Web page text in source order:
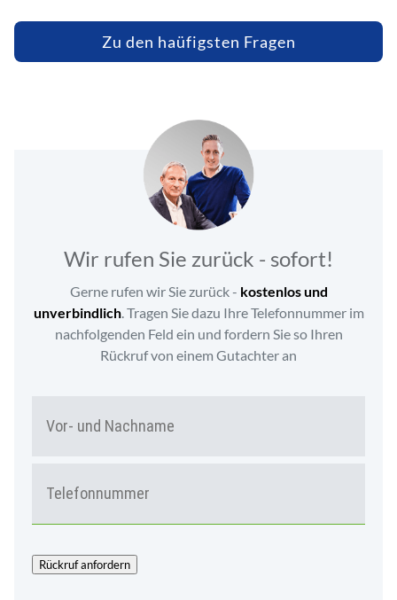
Zu den haüfigsten Fragen
Wir rufen Sie zurück - sofort!
Gerne rufen wir Sie zurück - kostenlos und
unverbindlich. Tragen Sie dazu Ihre Telefonnummer im
nachfolgenden Feld ein und fordern Sie so Ihren
Rückruf von einem Gutachter an
E
Rückruf anfordern